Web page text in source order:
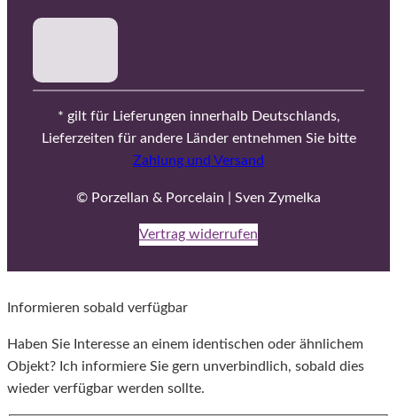
* gilt für Lieferungen innerhalb Deutschlands,
Lieferzeiten für andere Länder entnehmen Sie bitte
Zahlung und Versand
© Porzellan & Porcelain | Sven Zymelka
Vertrag widerrufen
Informieren sobald verfügbar
Haben Sie Interesse an einem identischen oder ähnlichem
Objekt? Ich informiere Sie gern unverbindlich, sobald dies
wieder verfügbar werden sollte.